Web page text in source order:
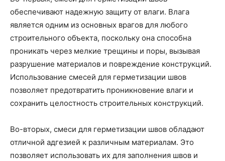
обеспечивают надежную защиту от влаги. Влага
является одним из основных врагов для любого
строительного объекта, поскольку она способна
проникать через мелкие трещины и поры, вызывая
разрушение материалов и повреждение конструкций.
Использование смесей для герметизации швов
позволяет предотвратить проникновение влаги и
сохранить целостность строительных конструкций.
Во-вторых, смеси для герметизации швов обладают
отличной адгезией к различным материалам. Это
позволяет использовать их для заполнения швов и